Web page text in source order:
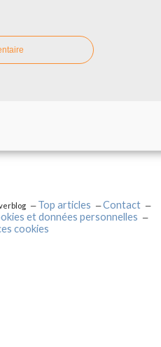
Top articles
Contact
et données personnelles
cookies